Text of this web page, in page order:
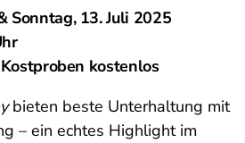
Sonntag, 13. Juli 2025
kostenlos
bieten beste Unterhaltung mit
– ein echtes Highlight im